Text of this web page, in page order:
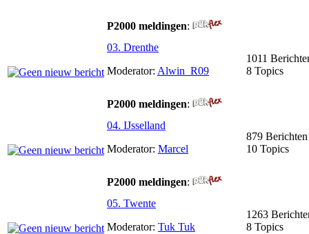
P2000 meldingen:
03. Drenthe
Moderator: Alwin_R09
1011
8 Topics
P2000 meldingen:
04. IJsselland
Moderator: Marcel
879 Berichten
10 Topics
P2000 meldingen:
05. Twente
Moderator: Tuk Tuk
1263
8 Topics